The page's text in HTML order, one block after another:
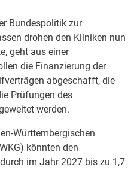
Bundespolitik zur
drohen den Kliniken nun
geht aus einer
die Finanzierung der
abgeschafft, die
Prüfungen des
werden.
Württembergischen
könnten den
im Jahr 2027 bis zu 1,7